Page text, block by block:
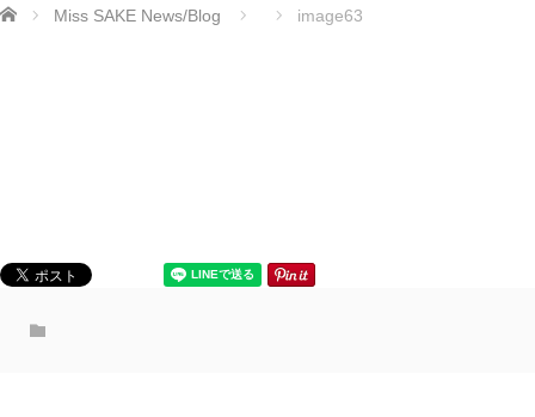
ホーム Miss SAKE News/Blog image63